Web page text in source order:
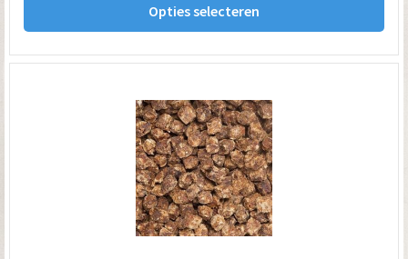
€ 89.00
Opties selecteren